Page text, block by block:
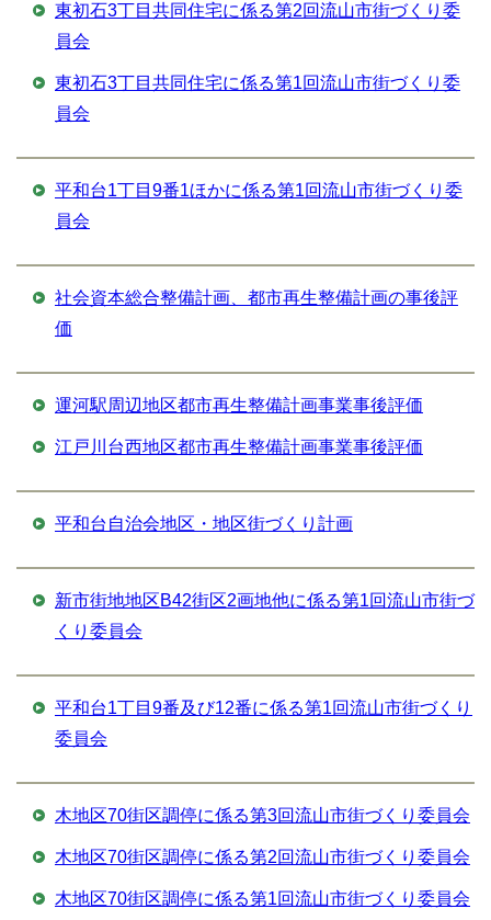
東初石3丁目共同住宅に係る第2回流山市街づくり委
員会
東初石3丁目共同住宅に係る第1回流山市街づくり委
員会
平和台1丁目9番1ほかに係る第1回流山市街づくり委
員会
社会資本総合整備計画、都市再生整備計画の事後評
価
運河駅周辺地区都市再生整備計画事業事後評価
江戸川台西地区都市再生整備計画事業事後評価
平和台自治会地区・地区街づくり計画
新市街地地区B42街区2画地他に係る第1回流山市街づ
くり委員会
平和台1丁目9番及び12番に係る第1回流山市街づくり
委員会
木地区70街区調停に係る第3回流山市街づくり委員会
木地区70街区調停に係る第2回流山市街づくり委員会
木地区70街区調停に係る第1回流山市街づくり委員会